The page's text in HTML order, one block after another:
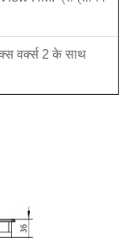
वर्क्स 2 के साथ